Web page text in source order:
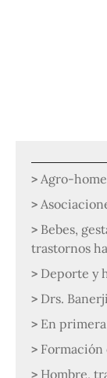
Agro-
Bebes,
trastornos
Deporte y
Drs. Banerji
En
Formación
Hombre,